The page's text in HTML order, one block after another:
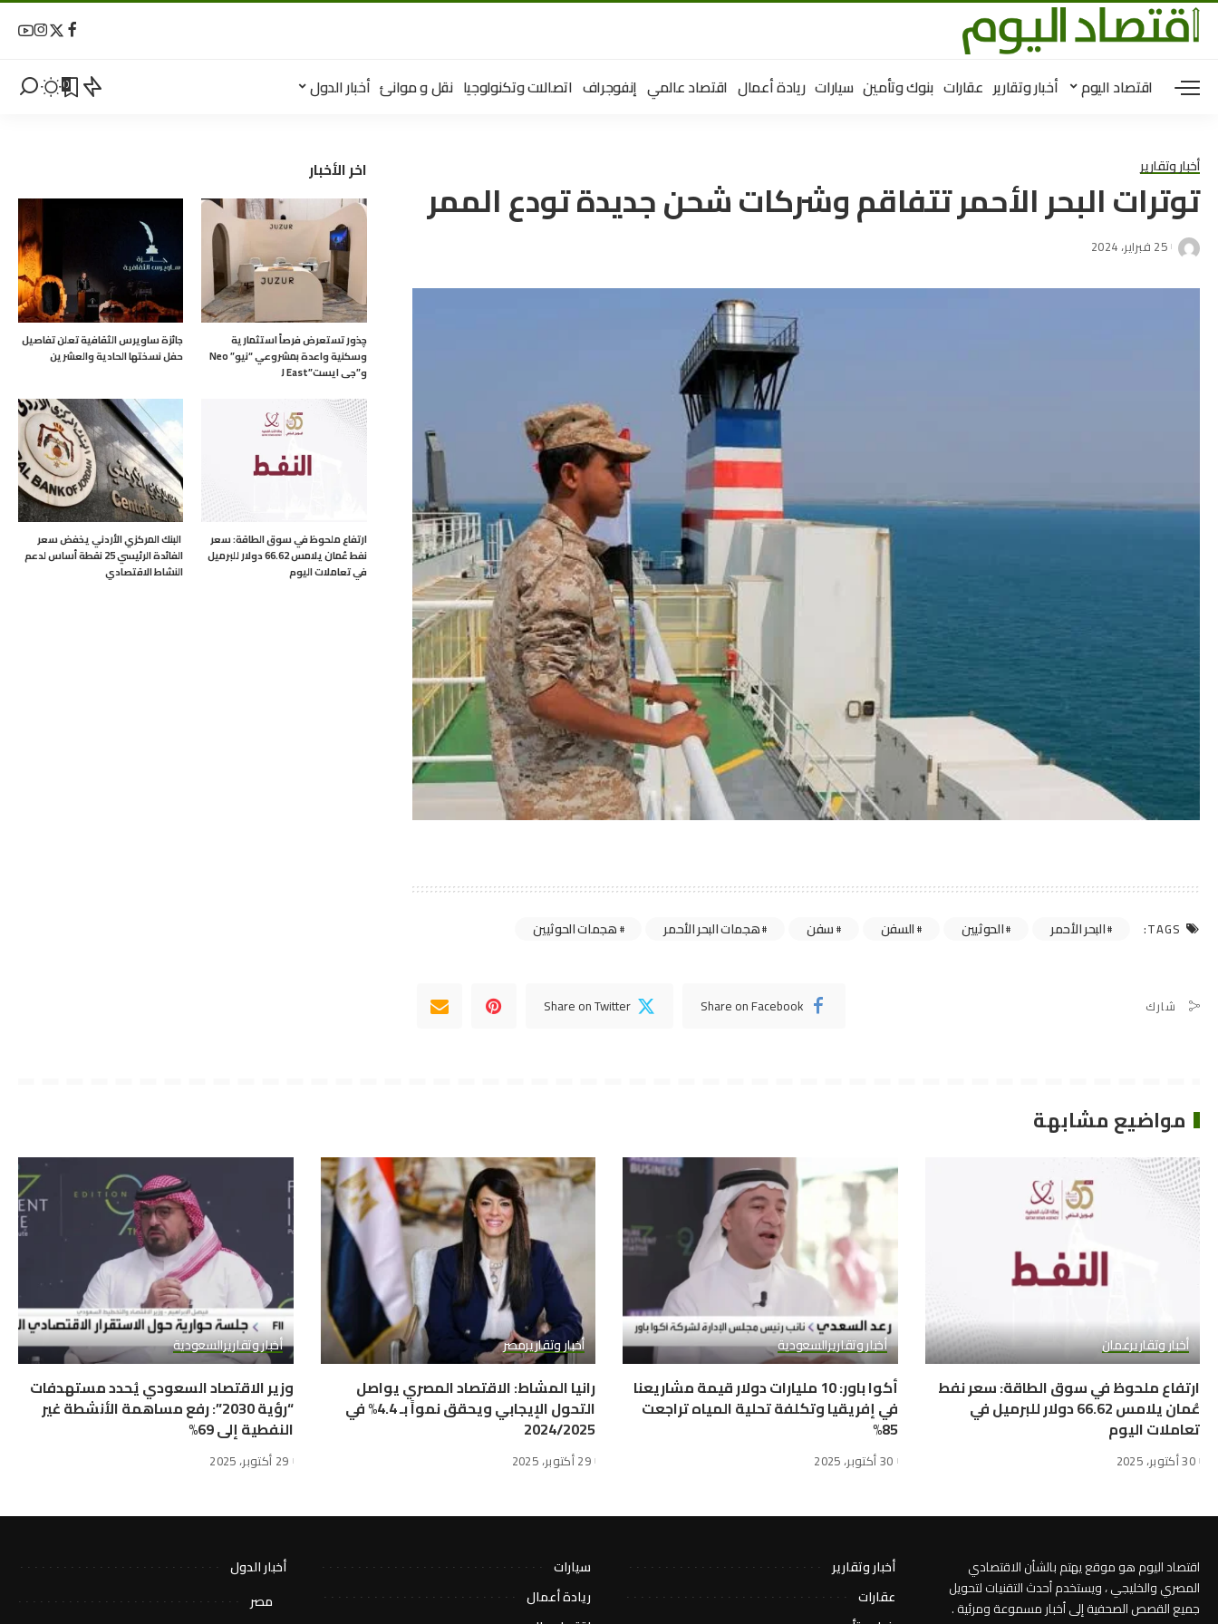
اقتصاد اليوم أخبار وتقارير عقارات بنوك وتأمين سيارات ريادة أعمال اقتصاد عالمي إنفوجراف اتصالات وتكنولوجيا نقل و موانئ أخبار الدول 0
أخبار وتقارير
توترات البحر الأحمر تتفاقم وشركات شحن جديدة تودع الممر
25 فبراير، 2024
TAGS: البحر الأحمر الحوثيين السفن سفن هجمات البحر الأحمر هجمات الحوثيين
شارك Share on Facebook
Share on Twitter
اخر الأخبار
چذور تستعرض فرصاً استثمارية
وسكنية واعدة بمشروعي “نيو” Neo
و”جى ايست”J East
جائزة ساويرس الثقافية تعلن تفاصيل
حفل نسختها الحادية والعشرين
ارتفاع ملحوظ في سوق الطاقة: سعر
نفط عُمان يلامس 66.62 دولار للبرميل
في تعاملات اليوم
البنك المركزي الأردني يخفض سعر
الفائدة الرئيسي 25 نقطة أساس لدعم
النشاط الاقتصادي
مواضيع مشابهة
أخبار وتقاريرعمان
ارتفاع ملحوظ في سوق الطاقة: سعر نفط
عُمان يلامس 66.62 دولار للبرميل في
تعاملات اليوم
30 أكتوبر، 2025
أخبار وتقاريرالسعودية
أكوا باور: 10 مليارات دولار قيمة مشاريعنا
في إفريقيا وتكلفة تحلية المياه تراجعت
85%
30 أكتوبر، 2025
أخبار وتقاريرمصر
رانيا المشاط: الاقتصاد المصري يواصل
التحول الإيجابي ويحقق نمواً بـ 4.4% في
2024/2025
29 أكتوبر، 2025
أخبار وتقاريرالسعودية
وزير الاقتصاد السعودي يُحدد مستهدفات
“رؤية 2030”: رفع مساهمة الأنشطة غير
النفطية إلى 69%
29 أكتوبر، 2025
اقتصاد اليوم هو موقع يهتم بالشأن الاقتصادي
المصري والخليجي ، ويستخدم أحدث التقنيات لتحويل
جميع القصص الصحفية إلى أخبار مسموعة ومرئية .
أخبار وتقارير
عقارات
سيارات
ريادة أعمال
أخبار الدول
مصر